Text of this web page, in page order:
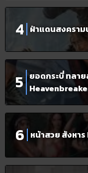
ฝ่าแดนสงคราม
ยอดกระบี่ ทลา
หน้าสวย สังหา